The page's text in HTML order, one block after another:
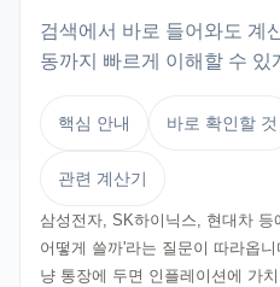
검색에서 바로 들어와도 계
동까지 빠르게 이해할 수 있
핵심 안내 바로 확인할 것
관련 계산기
삼성전자, SK하이닉스, 현대차
어떻게 쓸까'라는 질문이 따라옵
냥 통장에 두면 인플레이션에 가